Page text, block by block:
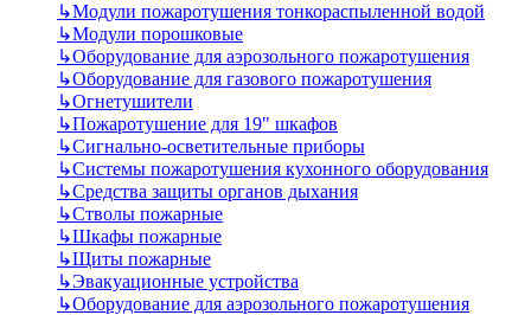
↳Модули пожаротушения тонкораспыленной водой
↳Модули порошковые
↳Оборудование для аэрозольного пожаротушения
↳Оборудование для газового пожаротушения
↳Огнетушители
↳Пожаротушение для 19" шкафов
↳Сигнально-осветительные приборы
↳Системы пожаротушения кухонного оборудования
↳Средства защиты органов дыхания
↳Стволы пожарные
↳Шкафы пожарные
↳Щиты пожарные
↳Эвакуационные устройства
↳Оборудование для аэрозольного пожаротушения